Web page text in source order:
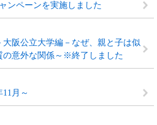
ンペーンを実施しました
阪公立大学編－なぜ、親と子は似
の意外な関係～※終了しました
月～